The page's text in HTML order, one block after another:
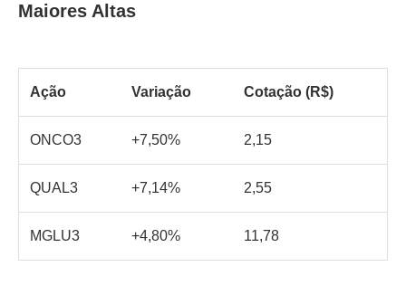
Maiores Altas
Ação Variação Cotação (R$)
ONCO3 +7,50% 2,15
QUAL3 +7,14% 2,55
MGLU3 +4,80% 11,78